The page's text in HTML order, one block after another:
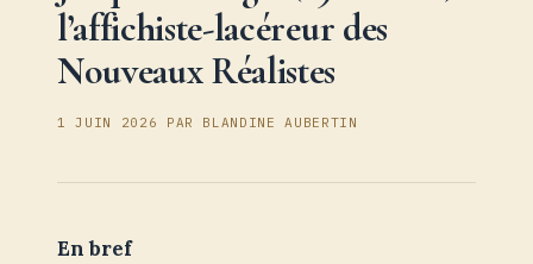
l’affichiste-lacéreur des
Nouveaux Réalistes
1 JUIN 2026 PAR BLANDINE AUBERTIN
En bref